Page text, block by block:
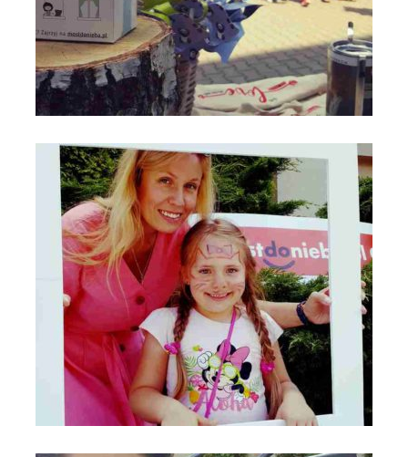
Parafia św. Maksymiliana w Łodzi_fot_FAM (3)